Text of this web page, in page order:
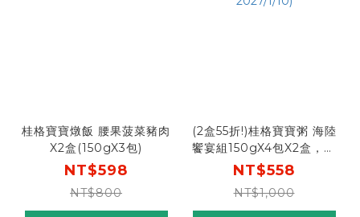
桂格寶寶燉飯 腰果菠菜豬肉
X2盒(150gX3包)
NT$598
NT$800
(2盒55折!)桂格寶寶粥 海陸
饗宴組150gX4包X2盒，共
有四種口味雞+豬+鮭魚+干
NT$558
NT$1,000